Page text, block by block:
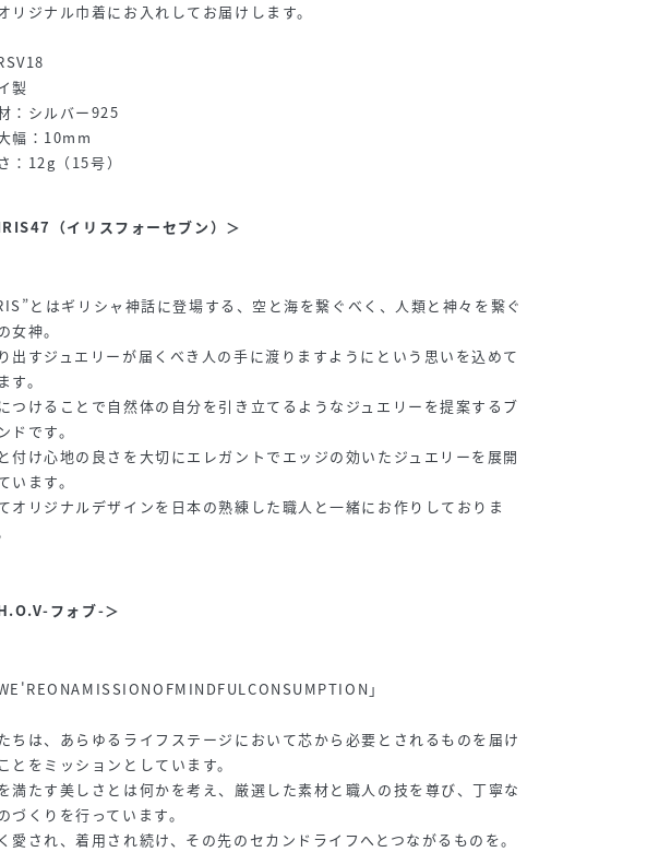
リジナル巾着にお入れしてお届けします。
製
：シルバー925
幅：10mm
：12g（15号）
（イリスフォーセブン）＞
とはギリシャ神話に登場する、空と海を繋ぐべく、人類と神々を繋ぐ
女神。
出すジュエリーが届くべき人の手に渡りますようにという思いを込めて
す。
つけることで自然体の自分を引き立てるようなジュエリーを提案するブ
ドです。
付け心地の良さを大切にエレガントでエッジの効いたジュエリーを展開
います。
オリジナルデザインを日本の熟練した職人と一緒にお作りしておりま
フォブ-＞
WE'REONAMISSIONOFMINDFULCONSUMPTION」
ちは、あらゆるライフステージにおいて芯から必要とされるものを届け
とをミッションとしています。
満たす美しさとは何かを考え、厳選した素材と職人の技を尊び、丁寧な
づくりを行っています。
愛され、着用され続け、その先のセカンドライフへとつながるものを。